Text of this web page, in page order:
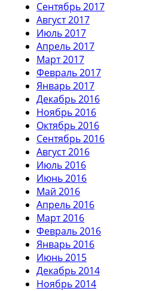
Сентябрь 2017
Август 2017
Июль 2017
Апрель 2017
Март 2017
Февраль 2017
Январь 2017
Декабрь 2016
Ноябрь 2016
Октябрь 2016
Сентябрь 2016
Август 2016
Июль 2016
Июнь 2016
Май 2016
Апрель 2016
Март 2016
Февраль 2016
Январь 2016
Июнь 2015
Декабрь 2014
Ноябрь 2014